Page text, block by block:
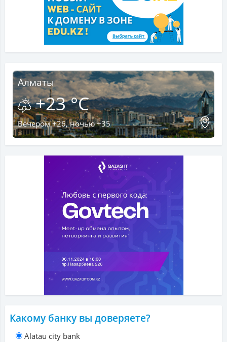
Алматы
+23 °C
Вечером +26, ночью +35
Какому банку вы доверяете?
Alatau city bank